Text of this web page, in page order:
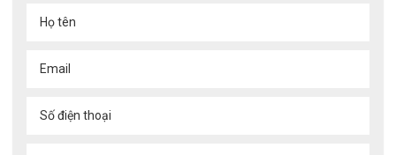
Họ tên
Email
Số điện thoại